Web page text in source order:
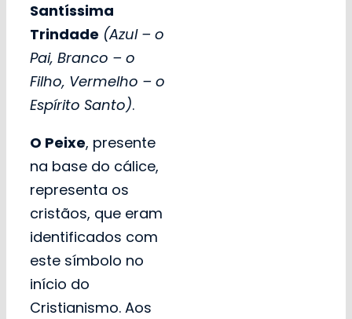
Santíssima
Trindade (Azul – o
Pai, Branco – o
Filho, Vermelho – o
Espírito Santo).
O Peixe, presente
na base do cálice,
representa os
cristãos, que eram
identificados com
este símbolo no
início do
Cristianismo. Aos